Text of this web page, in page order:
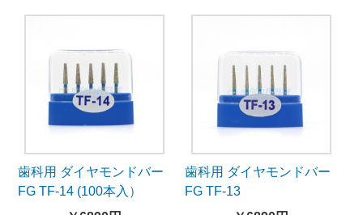
歯科用 ダイヤモンドバー
FG TF-14 (100本入）
歯科用 ダイヤモンドバー
FG TF-13